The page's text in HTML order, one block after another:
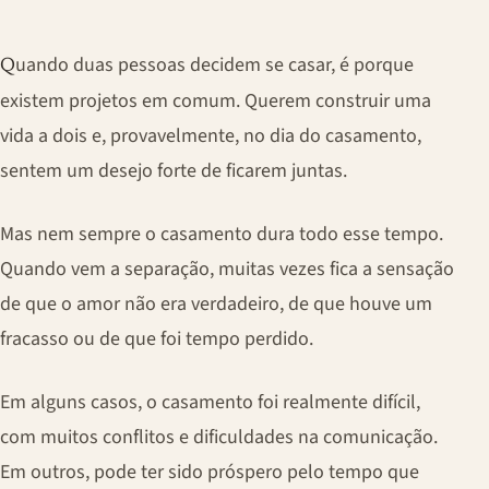
Quando duas pessoas decidem se casar, é porque
existem projetos em comum. Querem construir uma
vida a dois e, provavelmente, no dia do casamento,
sentem um desejo forte de ficarem juntas.
Mas nem sempre o casamento dura todo esse tempo.
Quando vem a separação, muitas vezes fica a sensação
de que o amor não era verdadeiro, de que houve um
fracasso ou de que foi tempo perdido.
Em alguns casos, o casamento foi realmente difícil,
com muitos conflitos e dificuldades na comunicação.
Em outros, pode ter sido próspero pelo tempo que